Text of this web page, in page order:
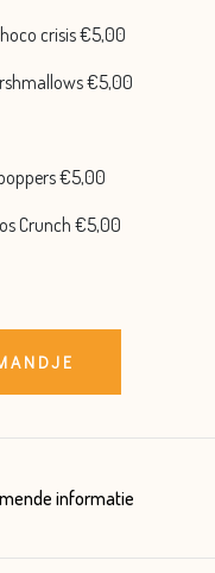
crisis €5,00
€5,00
€5,00
Crunch €5,00
informatie